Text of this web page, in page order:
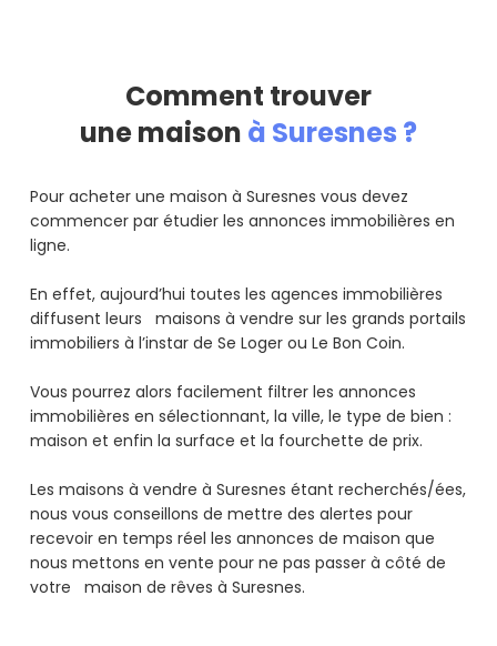
Comment trouver
une maison à Suresnes ?
Pour acheter une maison à Suresnes vous devez
commencer par étudier les annonces immobilières en
ligne.
En effet, aujourd’hui toutes les agences immobilières
diffusent leurs maisons à vendre sur les grands portails
immobiliers à l’instar de Se Loger ou Le Bon Coin.
Vous pourrez alors facilement filtrer les annonces
immobilières en sélectionnant, la ville, le type de bien :
maison et enfin la surface et la fourchette de prix.
Les maisons à vendre à Suresnes étant recherchés/ées,
nous vous conseillons de mettre des alertes pour
recevoir en temps réel les annonces de maison que
nous mettons en vente pour ne pas passer à côté de
votre maison de rêves à Suresnes.